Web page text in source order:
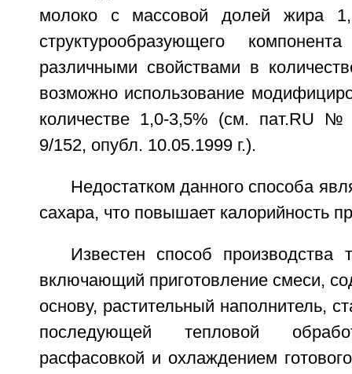
молоко с массовой долей жира
структурообразующего
различными свойствами в
возможно использование
количестве 1,0-3,5% (см. пат.RU
9/152, опубл. 10.05.1999 г.).
Недостатком данного способа
сахара, что повышает калорийность
Известен способ производства
включающий приготовление смеси,
основу, растительный наполнитель,
последующей тепловой
расфасовкой и охлаждением